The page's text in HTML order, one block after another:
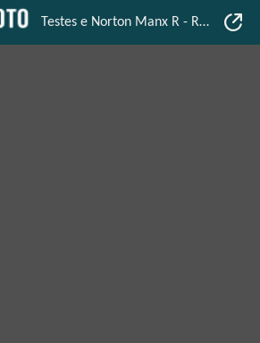
Testes e Norton Manx R - Revista Mensal - Andar de Moto